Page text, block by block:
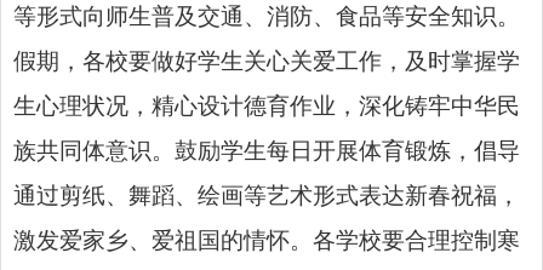
等形式向师生普及交通、消防、食品等安全知识。
假期，各校要做好学生关心关爱工作，及时掌握学
生心理状况，精心设计德育作业，深化铸牢中华民
族共同体意识。鼓励学生每日开展体育锻炼，倡导
通过剪纸、舞蹈、绘画等艺术形式表达新春祝福，
激发爱家乡、爱祖国的情怀。各学校要合理控制寒